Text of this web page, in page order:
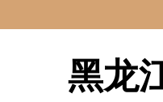
黑龙